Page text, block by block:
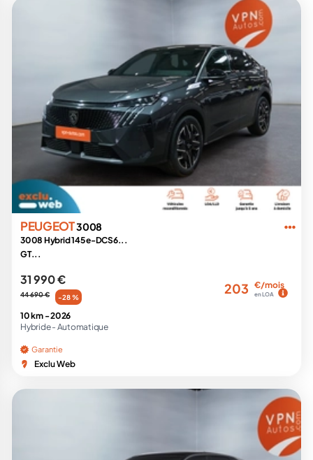
PEUGEOT3008
3008 Hybrid 145 e-DCS6...
GT...
31 990 €
44 690 € -28 %
203 €/mois
en LOA
10 km -2026
Hybride - Automatique
Garantie
Exclu Web